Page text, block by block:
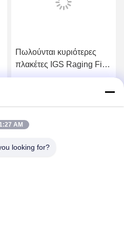
Πωλούνται κυριότερες
πλακέτες IGS Raging Fire
GP1.
Πάρτε την καλύτερη τιμή
AM
looking for?